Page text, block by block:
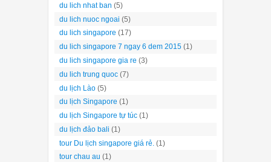
du lich nhat ban (5)
du lich nuoc ngoai (5)
du lich singapore (17)
du lich singapore 7 ngay 6 dem 2015 (1)
du lich singapore gia re (3)
du lich trung quoc (7)
du lịch Lào (5)
du lịch Singapore (1)
du lịch Singapore tự túc (1)
du lịch đảo bali (1)
tour Du lịch singapore giá rẻ. (1)
tour chau au (1)